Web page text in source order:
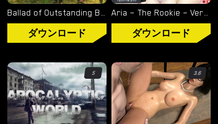
BDSM
ヘンタイ
オーバーウォッチ
ディミトレスク夫人
バイオハザード
Ballad of Outstanding Bimbo Sorcery – New Version 0.09 [Screwthename]
ダウンロード
Aria – The Rookie – Version 2.1 Deluxe [Vortex00]
ダウンロード
5 3.6